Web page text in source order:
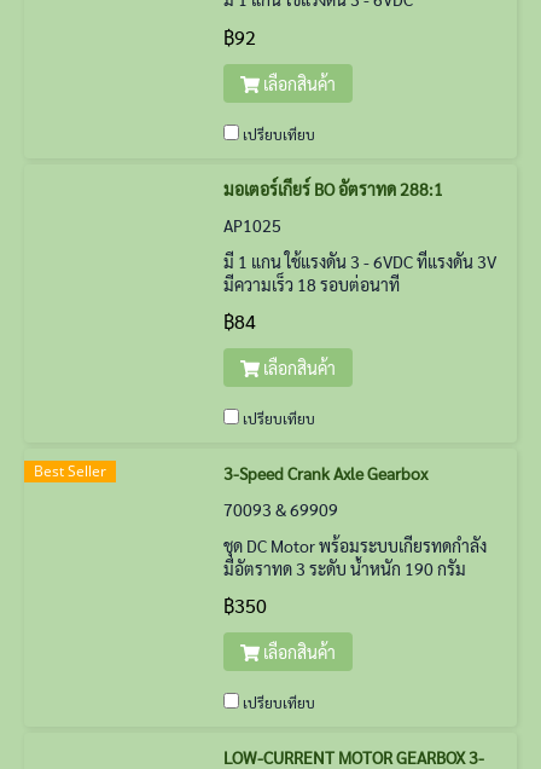
฿92
เลือกสินค้า
เปรียบเทียบ
มอเตอร์เกียร์ BO อัตราทด 288:1
AP1025
มี 1 แกน ใช้แรงดัน 3 - 6VDC ที่แรงดัน 3V
มีความเร็ว 18 รอบต่อนาที
฿84
เลือกสินค้า
เปรียบเทียบ
Best Seller
3-Speed Crank Axle Gearbox
70093 & 69909
ชุด DC Motor พร้อมระบบเกียรทดกำลัง
มีอัตราทด 3 ระดับ น้ำหนัก 190 กรัม
(บางล็อต Body สีเทา บางล็อตอาจเป็น
แบบใส)
฿350
เลือกสินค้า
เปรียบเทียบ
LOW-CURRENT MOTOR GEARBOX 3-